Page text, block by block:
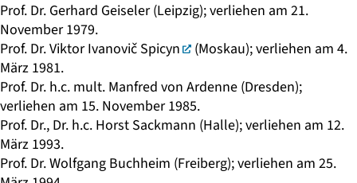
Prof. Dr. Gerhard Geiseler (Leipzig); verliehen am 21.
November 1979.
Prof. Dr.Viktor Ivanovič Spicyn
(Moskau); verliehen am 4.
März 1981.
Prof. Dr. h.c. mult. Manfred von Ardenne (Dresden);
verliehen am 15. November 1985.
Prof. Dr., Dr. h.c. Horst Sackmann (Halle); verliehen am 12.
März 1993.
Prof. Dr.Wolfgang Buchheim (Freiberg); verliehen am 25.